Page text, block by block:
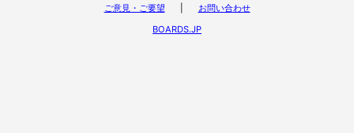
ご意見・ご要望
お問い合わせ
BOARDS.JP